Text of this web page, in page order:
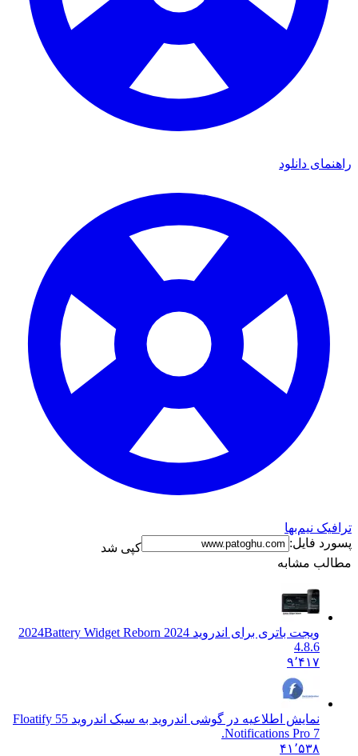
راهنمای دانلود
ترافیک نیم‌بها
پسورد فایل:
کپی شد
مطالب مشابه
ویجت باتری برای اندروید 2024 Battery Widget Reborn 2024
4.8.6
۹٬۴۱۷
نمایش اطلاعیه در گوشی اندروید به سبک اندروید 5
5 Floatify
Notifications Pro 7.
۴۱٬۵۳۸